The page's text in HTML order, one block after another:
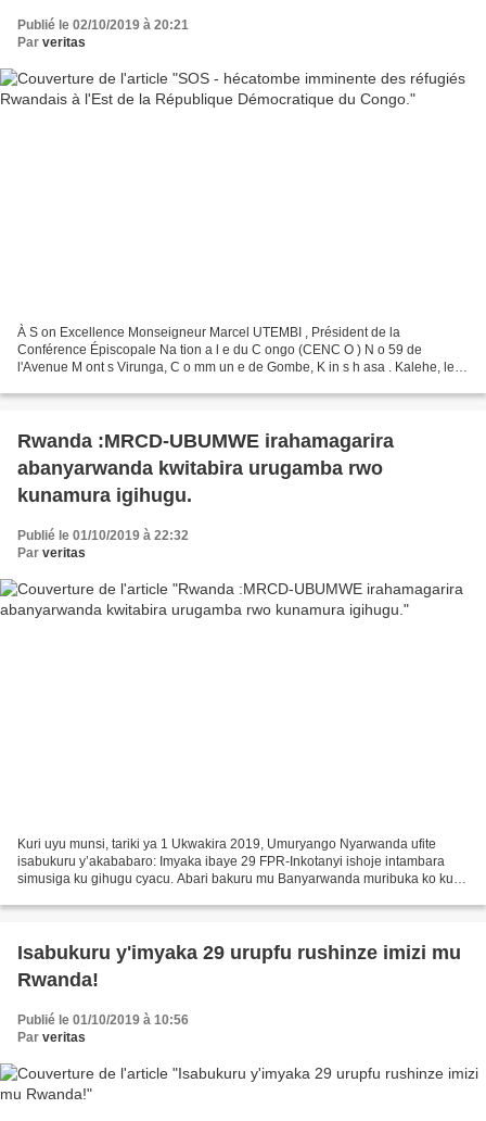
Publié le 02/10/2019 à 20:21
Par veritas
À S on Excellence Monseigneur Marcel UTEMBI , Président de la
Conférence Épiscopale Na tion a l e du C ongo (CENC O ) N o 59 de
l'Avenue M ont s Virunga, C o mm un e de Gombe, K in s h asa . Kalehe, le
Rwanda :MRCD-UBUMWE irahamagarira
abanyarwanda kwitabira urugamba rwo
kunamura igihugu.
Publié le 01/10/2019 à 22:32
Par veritas
Kuri uyu munsi, tariki ya 1 Ukwakira 2019, Umuryango Nyarwanda ufite
isabukuru y’akababaro: Imyaka ibaye 29 FPR-Inkotanyi ishoje intambara
simusiga ku gihugu cyacu. Abari bakuru mu Banyarwanda muribuka ko kuri
Isabukuru y'imyaka 29 urupfu rushinze imizi mu
Rwanda!
Publié le 01/10/2019 à 10:56
Par veritas